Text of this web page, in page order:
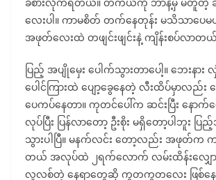
လေးပါ။ ကာမစိတ် တက်နေတုန်း မသိသာပေ
အဖုတ်လေးထဲ တဖျင်းဖျင်းနဲ့ ကျိန်းစပ်လာတ
ပြည့် အပျိုမှေး ပေါက်သွားတာပေါ့။ ဘေးနား
ပေါင်ကြားထဲ ပျော့ခွေနေတဲ့ လီးထိပ်မှာလည်း
ပေကပ်နေတာ။ ကုတင်ပေါ်က ဆင်းပြီး နောက်ဖ
လုပ်ပြီး ပြန်လာတော့ ဦးစိုး မရှိတော့ပါဘူး
သွားပါပြီ။ မနက်လင်း တော့လည်း အဖုတ်က က
တယ် အလုပ်ထဲ ၂ရက်လောက် လမ်းထိန်းလျှေ
လူလစ်တဲ့ နေရာတွေဆို ကွတကွတလေး ဖြစ်နေရ